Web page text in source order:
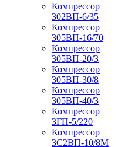
Компрессор
302ВП-6/35
Компрессор
305ВП-16/70
Компрессор
305ВП-20/3
Компрессор
305ВП-30/8
Компрессор
305ВП-40/3
Компрессор
3ГП-5/220
Компрессор
3С2ВП-10/8М